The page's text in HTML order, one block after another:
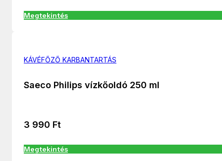
Megtekintés
KÁVÉFŐZŐ KARBANTARTÁS
Saeco Philips vízkőoldó 250 ml
3 990 Ft
Megtekintés